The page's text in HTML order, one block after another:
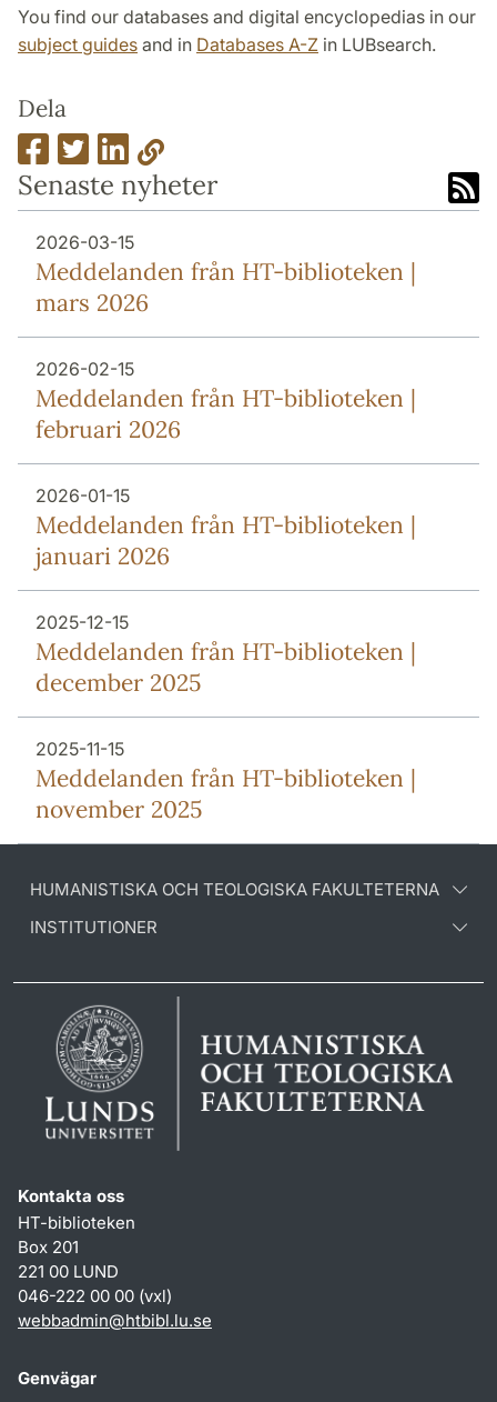
You find our databases and digital encyclopedias in our
subject guides and in Databases A-Z in LUBsearch.
Dela
Senaste nyheter
2026-03-15
Meddelanden från HT-biblioteken |
mars 2026
2026-02-15
Meddelanden från HT-biblioteken |
februari 2026
2026-01-15
Meddelanden från HT-biblioteken |
januari 2026
2025-12-15
Meddelanden från HT-biblioteken |
december 2025
2025-11-15
Meddelanden från HT-biblioteken |
november 2025
HUMANISTISKA OCH TEOLOGISKA FAKULTETERNA
INSTITUTIONER
Kontakta oss
HT-biblioteken
Box 201
221 00 LUND
046-222 00 00 (vxl)
webbadmin@htbibl.lu.se
Genvägar